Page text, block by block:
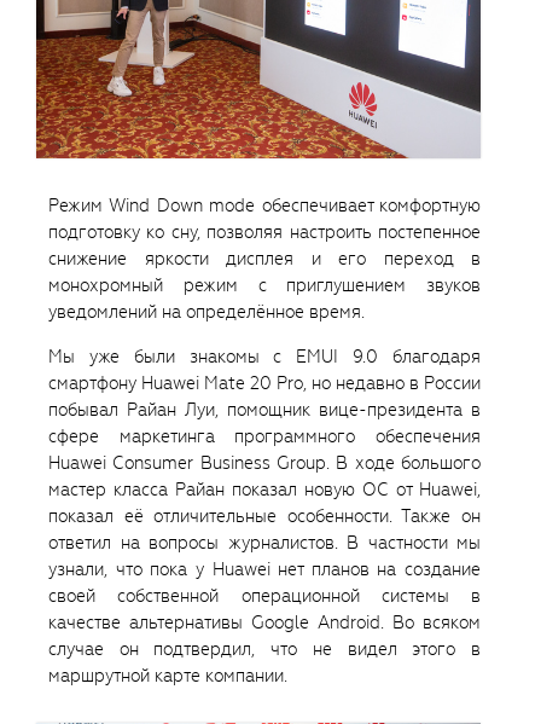
Режим Wind Down mode обеспечивает комфортную
подготовку ко сну, позволяя настроить постепенное
снижение яркости дисплея и его переход в
монохромный режим с приглушением звуков
уведомлений на определённое время.
Мы уже были знакомы с EMUI 9.0 благодаря
смартфону Huawei Mate 20 Pro, но недавно в России
побывал Райан Луи, помощник вице-президента в
сфере маркетинга программного обеспечения
Huawei Consumer Business Group. В ходе большого
мастер класса Райан показал новую ОС от Huawei,
показал её отличительные особенности. Также он
ответил на вопросы журналистов. В частности мы
узнали, что пока у Huawei нет планов на создание
своей собственной операционной системы в
качестве альтернативы Google Android. Во всяком
случае он подтвердил, что не видел этого в
маршрутной карте компании.